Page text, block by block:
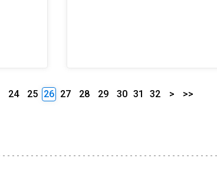
24 25 26 27 28 29 30 31 32 > >>